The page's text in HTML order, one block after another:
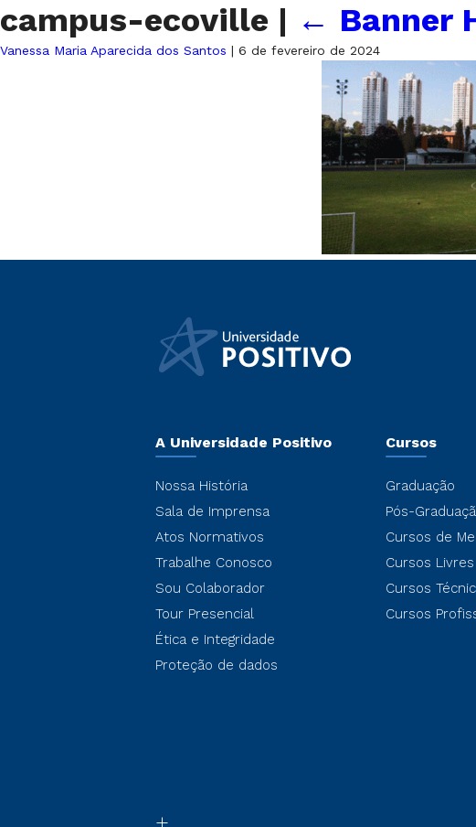
campus-ecoville | ← Banner
Vanessa Maria Aparecida dos Santos | 6 de fevereiro de 2024
A Universidade Positivo
Nossa História
Sala de Imprensa
Atos Normativos
Trabalhe Conosco
Sou Colaborador
Tour Presencial
Ética e Integridade
Proteção de dados
Cursos
Graduação
Pós-
Cursos de
Cursos Livres
Cursos
Cursos